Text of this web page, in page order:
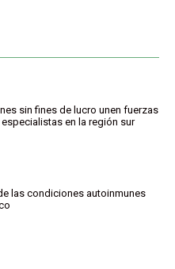
sin fines de lucro unen fuerzas
especialistas en la región sur
las condiciones autoinmunes